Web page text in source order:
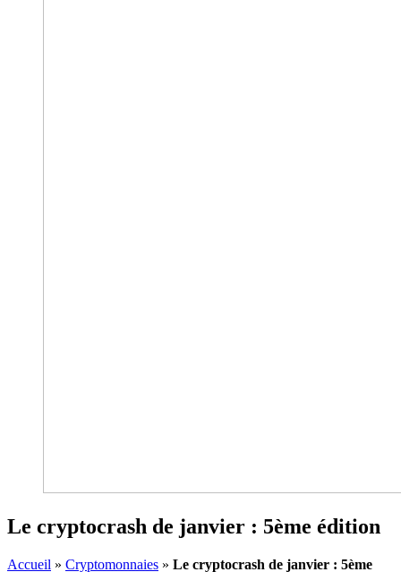
Le cryptocrash de janvier : 5ème édition
Accueil » Cryptomonnaies » Le cryptocrash de janvier : 5ème